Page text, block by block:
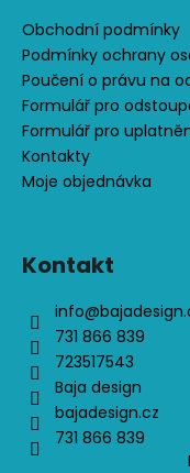
Obchodní podmínky
Podmínky ochrany
Poučení o právu na
Formulář pro
Formulář pro
Kontakty
Moje objednávka
Kontakt
info@
731 866 839
723517543
Baja design
bajadesign.cz
731 866 839